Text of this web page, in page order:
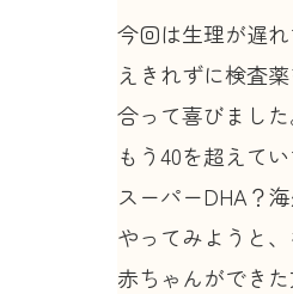
今回は生理が遅
えきれずに検査
合って喜びました
もう40を超えて
スーパーDHA？
やってみようと
赤ちゃんができ